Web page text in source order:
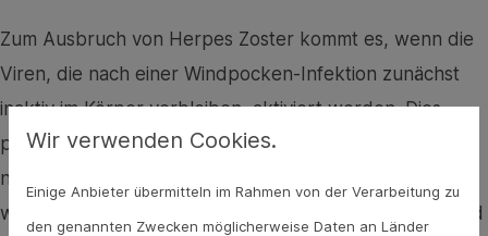
Zum Ausbruch von Herpes Zoster kommt es, wenn die
Viren, die nach einer Windpocken-Infektion zunächst
inaktiv im Körper verbleiben, aktiviert werden. Dies
passiert, wenn mit steigendem Alter das Immunsystem
nicht mehr so leistungsfähig ist oder eine Erkrankung
wie HIV das Immunsystem schwächt. Großer Stress und
Wir verwenden Cookies.
Einige Anbieter übermitteln im Rahmen von der Verarbeitung zu
den genannten Zwecken möglicherweise Daten an Länder